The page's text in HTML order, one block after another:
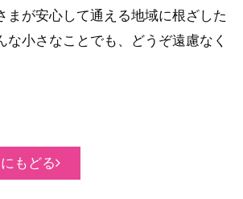
まが安心して通える地域に根ざした
な小さなことでも、どうぞ遠慮なく
もどる